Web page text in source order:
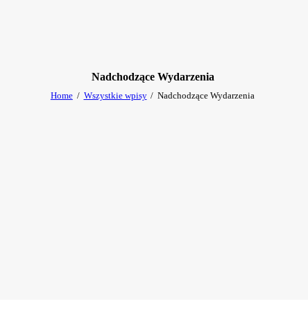
Nadchodzące Wydarzenia
Home Wszystkie wpisy Nadchodzące Wydarzenia